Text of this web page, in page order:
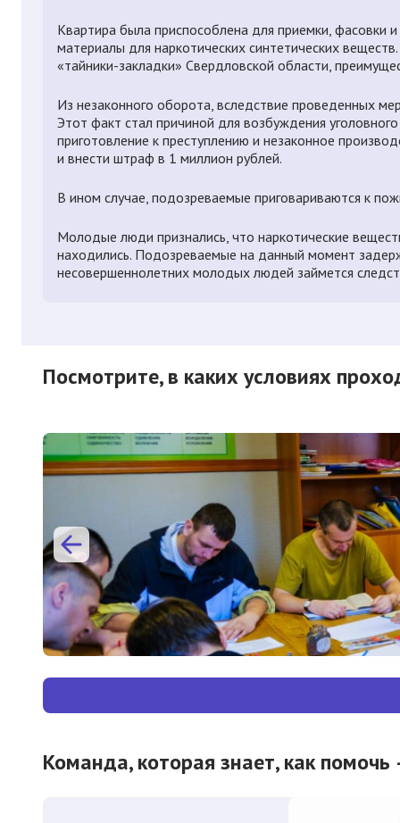
Квартира была приспособлена для приемки,
материалы для наркотических синтетических
«тайники-закладки» Свердловской области,
Из незаконного оборота, вследствие проведенных
Этот факт стал причиной для возбуждения
приготовление к преступлению и незаконное
и внести штраф в 1 миллион рублей.
В ином случае, подозреваемые приговариваются к
Молодые люди признались, что наркотические
находились. Подозреваемые на данный момент
несовершеннолетних молодых людей займется
Посмотрите, в каких условиях
Команда, которая знает, как